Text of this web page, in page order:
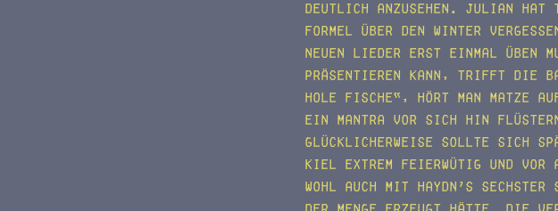
deutlich anzusehen. Julian
Formel über den Winter
neuen Lieder erst einmal üben
präsentieren kann, trifft die
hole Fische“, hört man Matze
ein Mantra vor sich hin
Glücklicherweise sollte sich
Kiel extrem feierwütig und vor
wohl auch mit Haydn’s